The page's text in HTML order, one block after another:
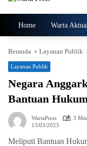
Home Warta
Beranda Layanan Publik
Layanan Publik
Negara
Bantuan
WartaPress
3
13/03/2023
Meliputi Bantuan